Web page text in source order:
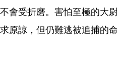
會受折磨。害怕至極的大尉
原諒，但仍難逃被追捕的命